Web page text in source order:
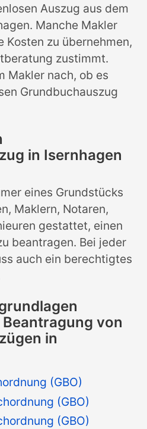
Auszug aus dem
Manche Makler
Kosten zu übernehmen,
zustimmt.
Makler nach, ob es
Grundbuchauszug
in Isernhagen
eines Grundstücks
Maklern, Notaren,
gestattet, einen
beantragen. Bei jeder
auch ein berechtigtes
von
in
(GBO)
(GBO)
(GBO)